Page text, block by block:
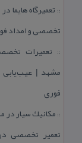
:: تعمیرگاه هایما
تخصصی و امداد
:: تعمیرات
مشهد | عیب‌یابی
فوری
::مكانیك سیار
تعمیر تخصصی